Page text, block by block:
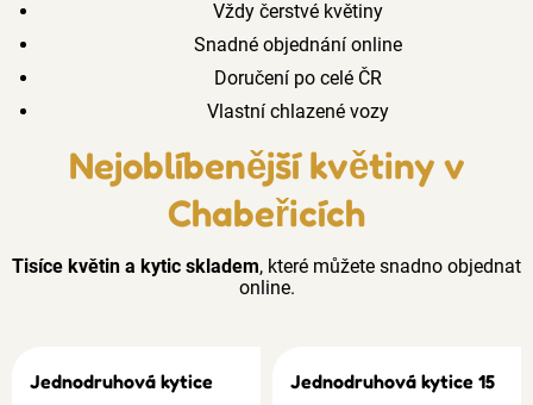
Vždy čerstvé květiny
Snadné objednání online
Doručení po celé ČR
Vlastní chlazené vozy
Nejoblíbenější květiny v
Chabeřicích
Tisíce květin a kytic skladem, které můžete snadno objednat
online.
Jednodruhová kytice
Jednodruhová kytice 15